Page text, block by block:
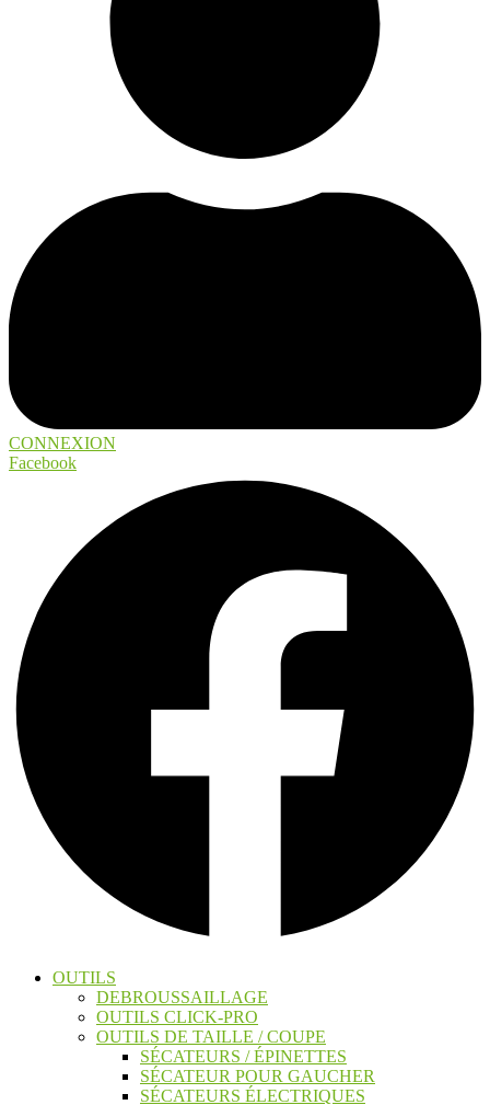
CONNEXION
Facebook
OUTILS
DEBROUSSAILLAGE
OUTILS CLICK-PRO
OUTILS DE TAILLE / COUPE
SÉCATEURS / ÉPINETTES
SÉCATEUR POUR GAUCHER
SÉCATEURS ÉLECTRIQUES